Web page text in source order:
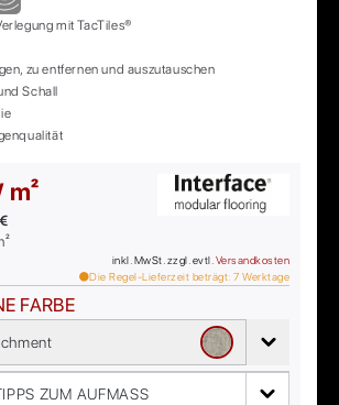
mit TacTiles®
zu entfernen und auszutauschen
Schall
inkl. MwSt. zzgl. evtl. Versandkosten
Die Regel-Lieferzeit beträgt: 7 Werktage
FARBE
ZUM AUFMASS